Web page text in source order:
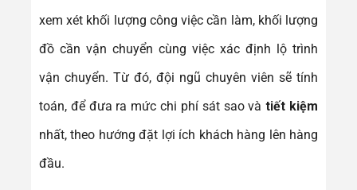
xem xét khối lượng công việc cần làm, khối lượng
đồ cần vận chuyển cùng việc xác định lộ trình
vận chuyển. Từ đó, đội ngũ chuyên viên sẽ tính
toán, để đưa ra mức chi phí sát sao vàtiết kiệm
nhất, theo hướng đặt lợi ích khách hàng lên hàng
đầu.